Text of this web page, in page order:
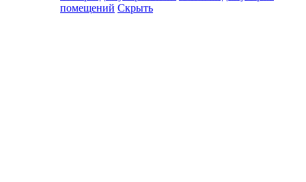
помещений Скрыть